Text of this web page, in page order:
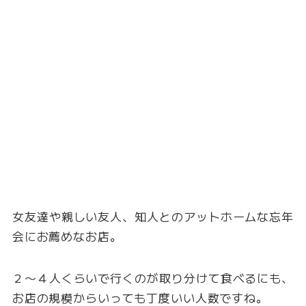
女友達や親しい友人、知人とのアットホームな忘年
会にお薦めなお店。
２〜４人くらいで行くのが取り分けて食べるにも、
お店の規模からいっても丁度いい人数ですね。